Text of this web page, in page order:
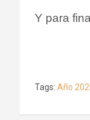
Y para
Tags: Año